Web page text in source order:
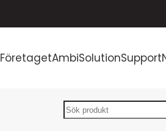
FöretagetAmbiSolutionSupport
Search